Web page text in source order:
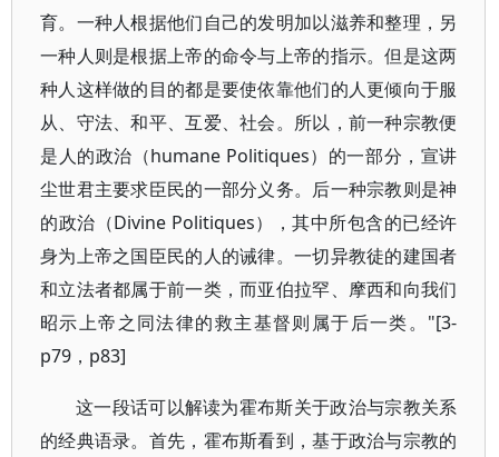
育。一种人根据他们自己的发明加以滋养和整理，另
一种人则是根据上帝的命令与上帝的指示。但是这两
种人这样做的目的都是要使依靠他们的人更倾向于服
从、守法、和平、互爱、社会。所以，前一种宗教便
是人的政治（humane Politiques）的一部分，宣讲
尘世君主要求臣民的一部分义务。后一种宗教则是神
的政治（Divine Politiques），其中所包含的已经许
身为上帝之国臣民的人的诫律。一切异教徒的建国者
和立法者都属于前一类，而亚伯拉罕、摩西和向我们
昭示上帝之同法律的救主基督则属于后一类。"[3-
p79，p83]
这一段话可以解读为霍布斯关于政治与宗教关系
的经典语录。首先，霍布斯看到，基于政治与宗教的